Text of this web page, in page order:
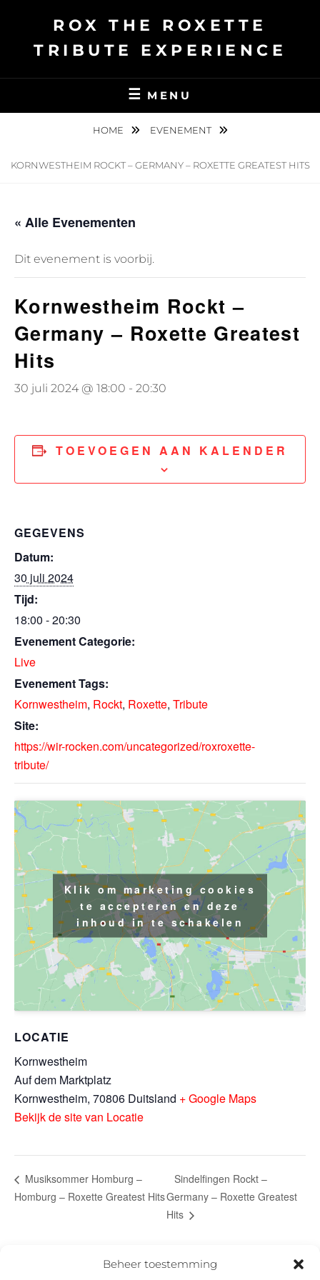
Beheer toestemming
ROX THE ROXETTE
TRIBUTE EXPERIENCE
MENU
HOME EVENEMENT
KORNWESTHEIM ROCKT – GERMANY – ROXETTE GREATEST HITS
« Alle Evenementen
Dit evenement is voorbij.
Kornwestheim Rockt –
Germany – Roxette Greatest
Hits
30 juli 2024 @ 18:00 - 20:30
TOEVOEGEN AAN KALENDER
GEGEVENS
Datum:
30 juli 2024
Tijd:
18:00 - 20:30
Evenement Categorie:
Live
Evenement Tags:
Kornwestheim, Rockt, Roxette, Tribute
Site:
https://wir-rocken.com/uncategorized/roxroxette-
tribute/
LOCATIE
Kornwestheim
Auf dem Marktplatz
Kornwestheim, 70806 Duitsland + Google Maps
Bekijk de site van Locatie
Klik om marketing cookies
te accepteren en deze
inhoud in te schakelen
Musiksommer Homburg –
Homburg – Roxette Greatest Hits
Sindelfingen Rockt –
Germany – Roxette Greatest
Hits